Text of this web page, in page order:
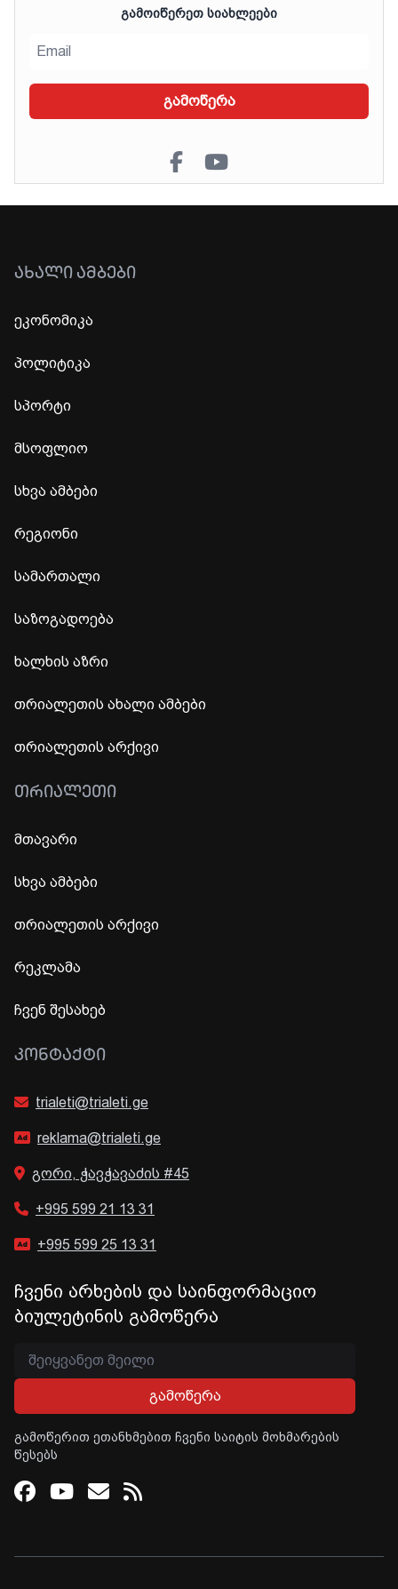
ᲒᲐᲛᲝᲘᲬᲔᲠᲔᲗ ᲡᲘᲐᲮᲚᲔᲔᲑᲘ
გამოწერა
ᲐᲮᲐᲚᲘ ᲐᲛᲑᲔᲑᲘ
ეკონომიკა
პოლიტიკა
სპორტი
მსოფლიო
სხვა ამბები
რეგიონი
სამართალი
საზოგადოება
ხალხის აზრი
თრიალეთის ახალი ამბები
თრიალეთის არქივი
ᲗᲠᲘᲐᲚᲔᲗᲘ
მთავარი
სხვა ამბები
თრიალეთის არქივი
რეკლამა
ჩვენ შესახებ
ᲙᲝᲜᲢᲐᲥᲢᲘ
trialeti@trialeti.ge
reklama@trialeti.ge
გორი, ჭავჭავაძის #45
+995 599 21 13 31
+995 599 25 13 31
ჩვენი არხების და საინფორმაციო
ბიულეტინის გამოწერა
გამოწერა
გამოწერით ეთანხმებით ჩვენი საიტის მოხმარების
წესებს
Facebook
Youtube
Email
RSS